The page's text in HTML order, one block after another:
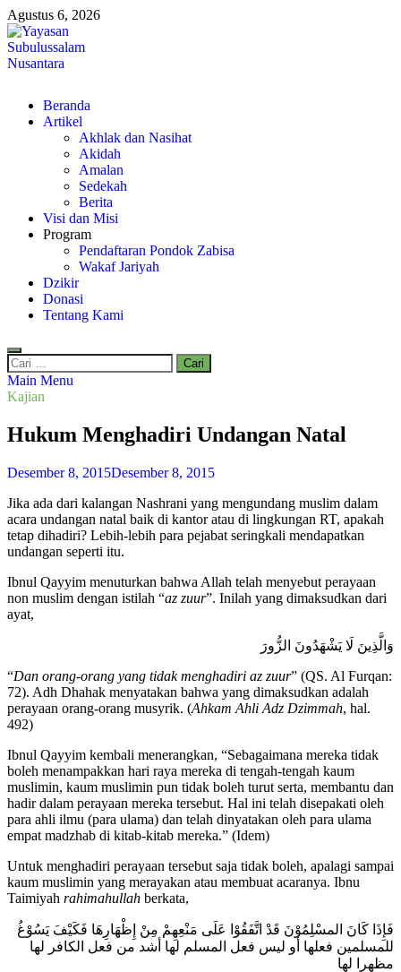
Skip
to
content
Agustus 6, 2026
Yayasan Subulussalam Nusantara
Yayasan Subulussalam Nusantara – Rumah Tahfidz Zabisa (Zaid bin
Tsabit) Temanggung – Tebar Manfaat untuk Ummat
Beranda
Artikel
Akhlak dan Nasihat
Akidah
Amalan
Sedekah
Berita
Visi dan Misi
Program
Pendaftaran Pondok Zabisa
Wakaf Jariyah
Dzikir
Donasi
Tentang Kami
Cari
untuk:
Main Menu
Kajian
Hukum Menghadiri Undangan Natal
Desember 8, 2015Desember 8, 2015
Jika ada dari kalangan Nashrani yang mengundang muslim dalam
acara undangan natal baik di kantor atau di lingkungan RT, apakah
tetap dihadiri? Lebih-lebih para pejabat seringkali mendapatkan
undangan seperti itu.
Ibnul Qayyim menuturkan bahwa Allah telah menyebut perayaan
non muslim dengan istilah “az zuur”. Inilah yang dimaksudkan dari
ayat,
وَالَّذِينَ لَا يَشْهَدُونَ الزُّورَ
“Dan orang-orang yang tidak menghadiri az zuur” (QS. Al Furqan:
72). Adh Dhahak menyatakan bahwa yang dimaksudkan adalah
perayaan orang-orang musyrik. (Ahkam Ahli Adz Dzimmah, hal.
492)
Ibnul Qayyim kembali menerangkan, “Sebagaimana mereka tidak
boleh menampakkan hari raya mereka di tengah-tengah kaum
muslimin, kaum muslimin pun tidak boleh turut serta, membantu dan
hadir dalam perayaan mereka tersebut. Hal ini telah disepakati oleh
para ahli ilmu (para ulama) dan telah dinyatakan oleh para ulama
empat madzhab di kitab-kitab mereka.” (Idem)
Untuk menghadiri perayaan tersebut saja tidak boleh, apalagi sampai
kaum muslimin yang merayakan atau membuat acaranya. Ibnu
Taimiyah rahimahullah berkata,
فَإِذَا كَانَ المسْلِمُوْنَ قَدْ اتَّفَقُوْا عَلَى مَنْعِهِمْ مِنْ إِظْهَارِهَا فَكَيْفَ يَسُوْغُ
للمسلمين فعلها أو ليس فعل المسلم لها أشد من فعل الكافر لها
مظهرا لها